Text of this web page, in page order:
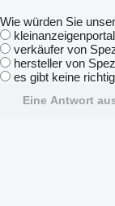
Wie würden Sie
kleinanzeigenportal
verkäufer von
hersteller von
es gibt keine
Eine Antwort